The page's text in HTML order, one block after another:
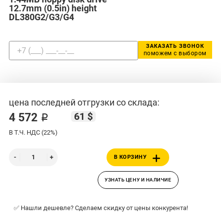
12.7mm (0.5in) height
DL380G2/G3/G4
ЗАКАЗАТЬ ЗВОНОК
поможем с выбором
цена последней отгрузки со склада:
4 572 ₽ 61 $
В Т.Ч. НДС (22%)
В КОРЗИНУ
УЗНАТЬ ЦЕНУ И НАЛИЧИЕ
✅ Нашли дешевле? Сделаем скидку от цены конкурента!